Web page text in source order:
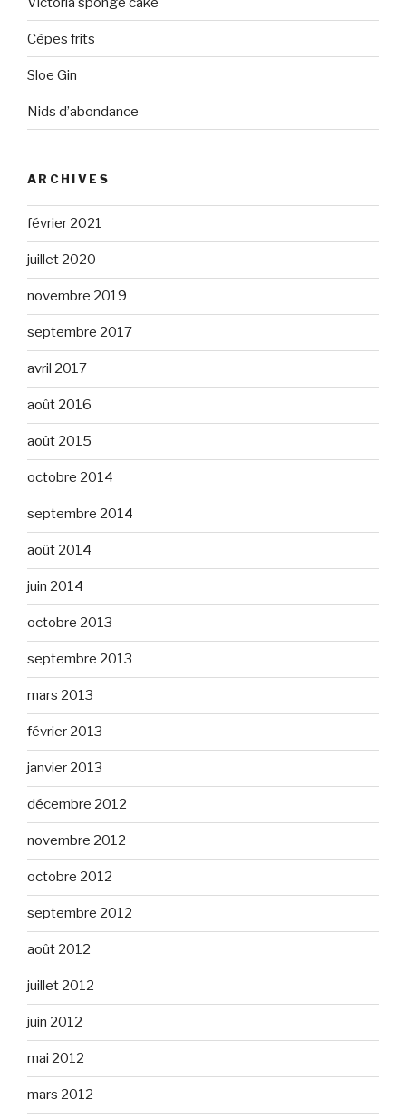
Cèpes frits
Sloe Gin
Nids d’abondance
ARCHIVES
février 2021
juillet 2020
novembre 2019
septembre 2017
avril 2017
août 2016
août 2015
octobre 2014
septembre 2014
août 2014
juin 2014
octobre 2013
septembre 2013
mars 2013
février 2013
janvier 2013
décembre 2012
novembre 2012
octobre 2012
septembre 2012
août 2012
juillet 2012
juin 2012
mai 2012
mars 2012